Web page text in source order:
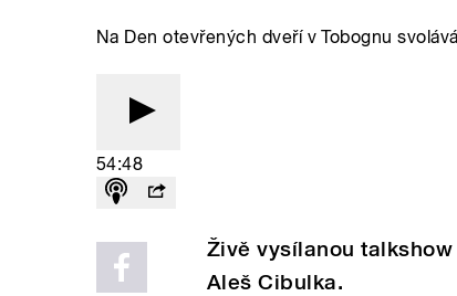
Na Den otevřených dveří v Tobognu
54:48
Živě vysílanou
Aleš Cibulka.